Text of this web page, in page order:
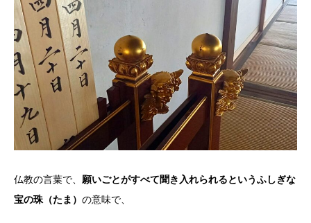
仏教の言葉で、 願いごとがすべて聞き入れられるというふしぎな
宝の珠（たま） の意味で、